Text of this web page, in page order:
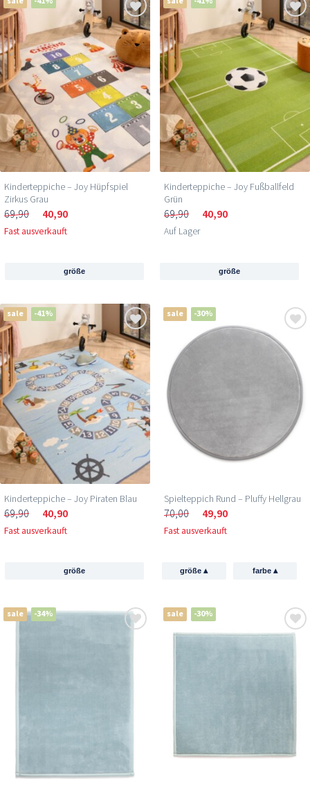
Kinderteppiche – Joy Hüpfspiel
Zirkus Grau
69,90 40,90
Fast ausverkauft
größe
Kinderteppiche – Joy Fußballfeld
Grün
69,90 40,90
Auf Lager
größe
sale -41%
Kinderteppiche – Joy Piraten Blau
69,90 40,90
Fast ausverkauft
größe
sale -30%
Spielteppich Rund – Pluffy Hellgrau
70,00 49,90
Fast ausverkauft
größe▴ farbe ▴
sale -34% sale -30%